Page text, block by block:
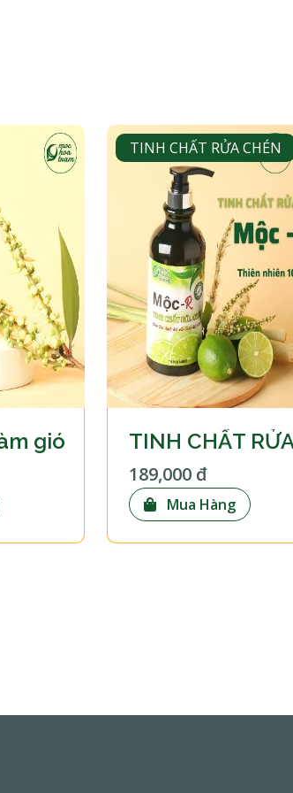
gió
TINH CHẤT RỬA CHÉN
189,000 đ
Mua Hàng